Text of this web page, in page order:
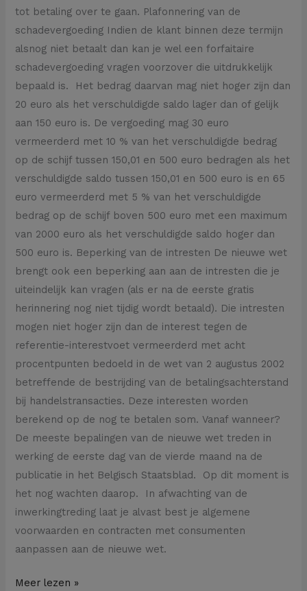
tot betaling over te gaan. Plafonnering van de
schadevergoeding Indien de klant binnen deze termijn
alsnog niet betaalt dan kan je wel een forfaitaire
schadevergoeding vragen voorzover die uitdrukkelijk
bepaald is. Het bedrag daarvan mag niet hoger zijn dan
20 euro als het verschuldigde saldo lager dan of gelijk
aan 150 euro is. De vergoeding mag 30 euro
vermeerderd met 10 % van het verschuldigde bedrag
op de schijf tussen 150,01 en 500 euro bedragen als het
verschuldigde saldo tussen 150,01 en 500 euro is en 65
euro vermeerderd met 5 % van het verschuldigde
bedrag op de schijf boven 500 euro met een maximum
van 2000 euro als het verschuldigde saldo hoger dan
500 euro is. Beperking van de intresten De nieuwe wet
brengt ook een beperking aan aan de intresten die je
uiteindelijk kan vragen (als er na de eerste gratis
herinnering nog niet tijdig wordt betaald). Die intresten
mogen niet hoger zijn dan de interest tegen de
referentie-interestvoet vermeerderd met acht
procentpunten bedoeld in de wet van 2 augustus 2002
betreffende de bestrijding van de betalingsachterstand
bij handelstransacties. Deze interesten worden
berekend op de nog te betalen som. Vanaf wanneer?
De meeste bepalingen van de nieuwe wet treden in
werking de eerste dag van de vierde maand na de
publicatie in het Belgisch Staatsblad. Op dit moment is
het nog wachten daarop. In afwachting van de
inwerkingtreding laat je alvast best je algemene
voorwaarden en contracten met consumenten
aanpassen aan de nieuwe wet.
Meer lezen »